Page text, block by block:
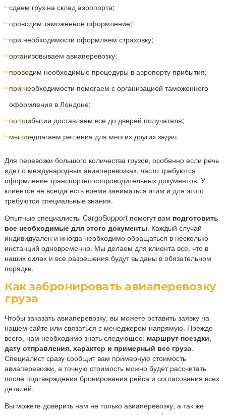
сдаем груз на склад аэропорта;
проводим таможенное оформление;
при необходимости оформляем страховку;
организовываем авиаперевозку;
проводим необходимые процедуры в аэропорту прибытия;
при необходимости помогаем с организацией таможенного
оформления в Лондоне;
по прибытии доставляем все до дверей получателя;
мы предлагаем решения для многих других задач.
Для перевозки большого количества грузов, особенно если речь
идет о международных авиаперевозках, часто требуются
оформление транспортно сопроводительных документов. У
клиентов не всегда есть время заниматься этим и для этого
требуются специальные знания.
Опытные специалисты CargoSupport помогут вам подготовить
все необходимые для этого документы. Каждый случай
индивидуален и иногда необходимо обращаться в несколько
инстанций одновременно. Мы делаем для клиента все, что в
наших силах и все разрешения будут выданы в обязательном
порядке.
Как забронировать авиаперевозку
груза
Чтобы заказать авиаперевозку, вы можете оставить заявку на
нашем сайте или связаться с менеджером напрямую. Прежде
всего, нам необходимо знать следующее: маршрут поездки,
дату отправления, характер и примерный вес груза.
Специалист сразу сообщит вам примерную стоимость
авиаперевозки, а точную стоимость можно будет рассчитать
после подтверждения бронирования рейса и согласования всех
деталей.
Вы можете доверить нам не только авиаперевозку, а так же